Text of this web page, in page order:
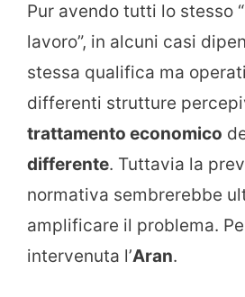
Pur avendo tutti lo stesso
lavoro”, in alcuni casi
stessa qualifica ma
differenti strutture
trattamento economico
differente. Tuttavia la
normativa sembrerebbe
amplificare il problema.
intervenuta l’Aran.